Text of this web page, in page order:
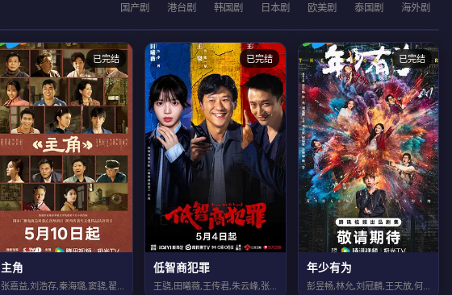
国产剧 港台剧 韩国剧 日本剧 欧美剧 泰国剧 海外剧
已完结
主角
张嘉益,刘浩存,秦海璐,窦骁,翟子路,王晓晨,扈耀之,王海燕,李泽锋,孙浩,姬他...
已完结
低智商犯罪
王骁,田曦薇,王传君,朱云峰,张瑞涵,姜冠南,马旭东,宋郁河,董宝石,雷佳音,扈...
已完结
年少有为
彭昱畅,林允,刘冠麟,王天放,何瑞贤,吴俊霆,姚一奇,昌隆,叶祖新,杨新鸣,岳旸...